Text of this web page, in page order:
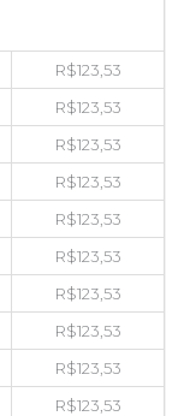
R$123,53
R$123,53
R$123,53
R$123,53
R$123,53
R$123,53
R$123,53
R$123,53
R$123,53
R$123,53